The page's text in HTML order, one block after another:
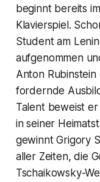
beginnt bereits
Klavierspiel.
Student am
aufgenommen
Anton
fordernde
Talent beweist
in seiner
gewinnt Grigory
aller Zeiten, die
Tschaikowsky-